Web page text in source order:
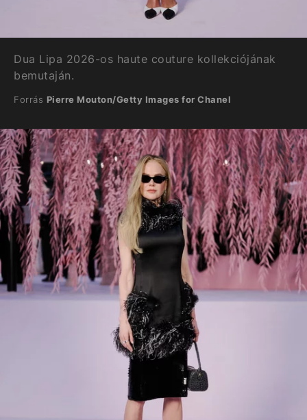
Dua Lipa 2026-os haute couture kollekciójának
bemutaján.
Forrás Pierre Mouton/Getty Images for Chanel